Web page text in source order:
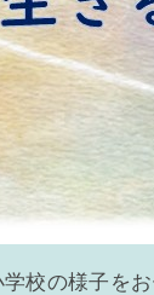
校の様子を